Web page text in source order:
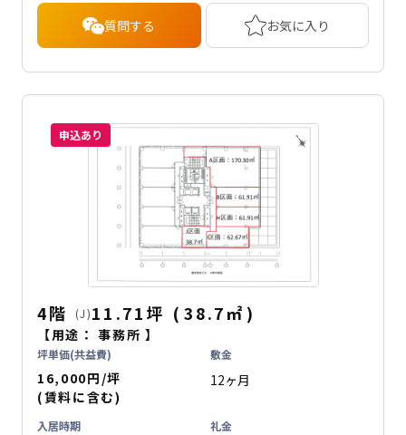
質問する お気に入り
申込あり
4階 (J)11.71坪 ( 38.7㎡ )
【用途：事務所 】
坪単価(共益費)
16,000円/坪
(賃料に含む)
敷金
12ヶ月
入居時期 礼金